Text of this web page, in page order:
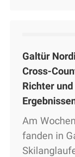
Galtür
Cross-
Richter
Am
fanden in